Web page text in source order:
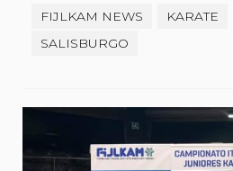
FIJLKAM NEWS KARATE
SALISBURGO